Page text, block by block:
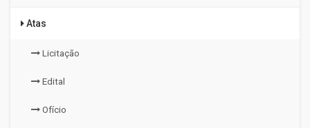
Atas
Licitação
Edital
Ofício